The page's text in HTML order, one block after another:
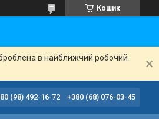
Кошик
в найближчий робочий
(98) 492-16-72 +380 (68) 076-03-45